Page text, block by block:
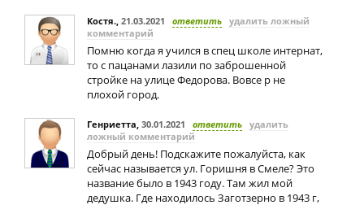
Костя., 21.03.2021 ответить удалить ложный
комментарий
Помню когда я учился в спец школе интернат,
то с пацанами лазили по заброшенной
стройке на улице Федорова. Вовсе р не
плохой город.
Генриетта, 30.01.2021 ответить удалить
ложный комментарий
Добрый день! Подскажите пожалуйста, как
сейчас называется ул. Горишня в Смеле? Это
название было в 1943 году. Там жил мой
дедушка. Где находилось Заготзерно в 1943 г,